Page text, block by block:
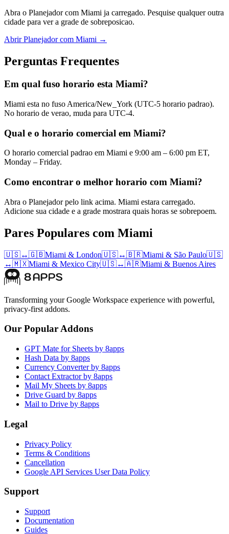
Abra o Planejador com Miami ja carregado. Pesquise qualquer outra
cidade para ver a grade de sobreposicao.
Abrir Planejador com Miami →
Perguntas Frequentes
Em qual fuso horario esta Miami?
Miami esta no fuso America/New_York (UTC-5 horario padrao).
No horario de verao, muda para UTC-4.
Qual e o horario comercial em Miami?
O horario comercial padrao em Miami e 9:00 am – 6:00 pm ET,
Monday – Friday.
Como encontrar o melhor horario com Miami?
Abra o Planejador pelo link acima. Miami estara carregado.
Adicione sua cidade e a grade mostrara quais horas se sobrepoem.
Pares Populares com Miami
🇺🇸↔🇬🇧Miami & London🇺🇸↔🇧🇷Miami & São Paulo🇺🇸
↔🇲🇽Miami & Mexico City🇺🇸↔🇦🇷Miami & Buenos Aires
Transforming your Google Workspace experience with powerful,
privacy-first addons.
Our Popular Addons
GPT Mate for Sheets by 8apps
Hash Data by 8apps
Currency Converter by 8apps
Contact Extractor by 8apps
Mail My Sheets by 8apps
Drive Guard by 8apps
Mail to Drive by 8apps
Legal
Privacy Policy
Terms & Conditions
Cancellation
Google API Services User Data Policy
Support
Support
Documentation
Guides